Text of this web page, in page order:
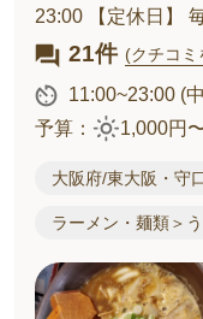
23:00 【定休日】
21件 (クチコミ
11:00~23:00 (
予算：
1,000円
大阪府/東大阪・守
ラーメン・麺類＞